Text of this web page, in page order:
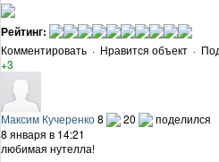
Рейтинг:
Комментировать · Нравится объект ·
+3
Максим Кучеренко8 20
поделился
8 января в 14:21
любимая нутелла!